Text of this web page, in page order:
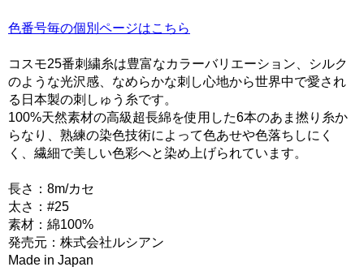
色番号毎の個別ページはこちら
コスモ25番刺繍糸は豊富なカラーバリエーション、シルク
のような光沢感、なめらかな刺し心地から世界中で愛され
る日本製の刺しゅう糸です。
100%天然素材の高級超長綿を使用した6本のあま撚り糸か
らなり、熟練の染色技術によって色あせや色落ちしにく
く、繊細で美しい色彩へと染め上げられています。
長さ：8m/カセ
太さ：#25
素材：綿100%
発売元：株式会社ルシアン
Made in Japan